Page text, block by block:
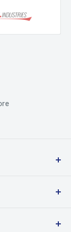
วโลกตั้งแต่ปี